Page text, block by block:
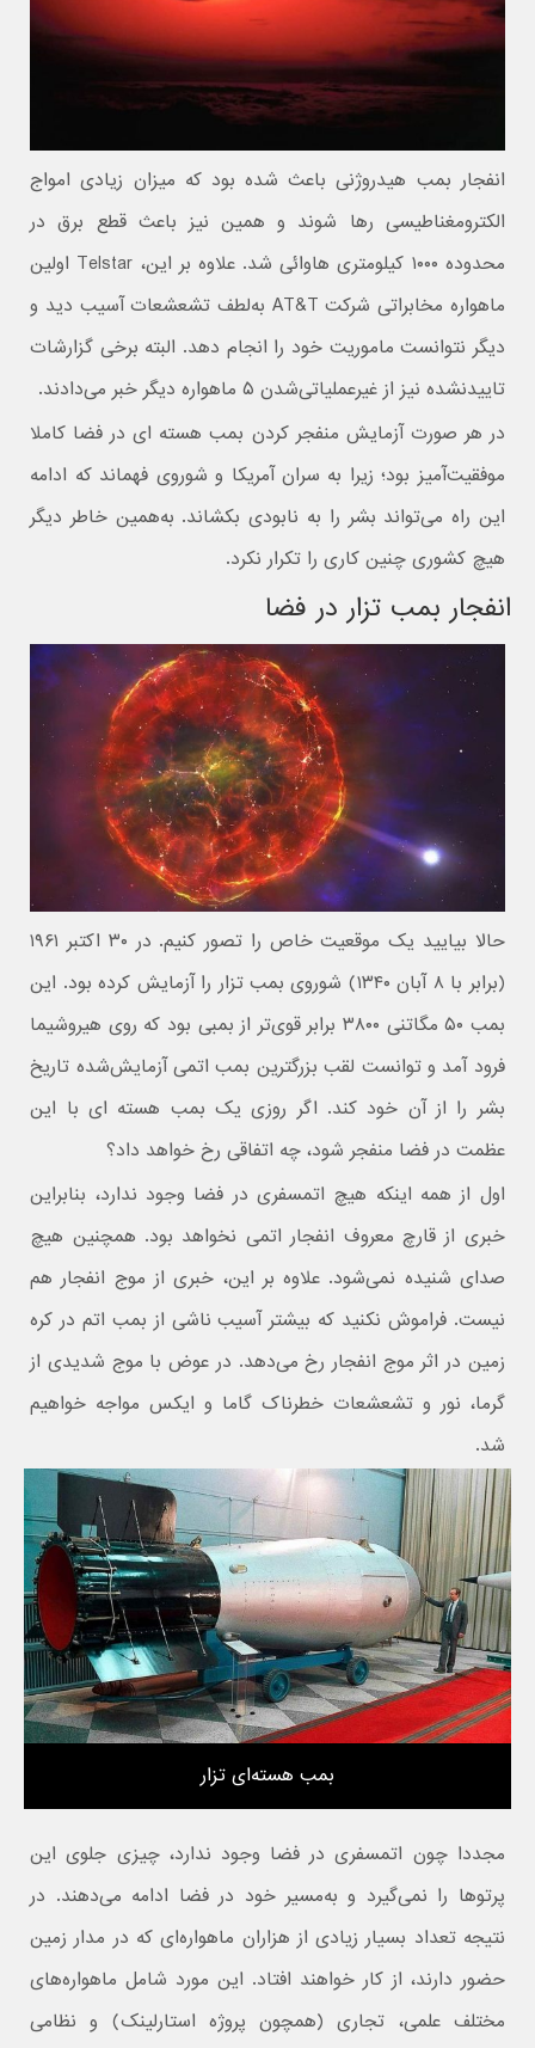
انفجار بمب هیدروژنی باعث شده بود که میزان زیادی امواج
الکترومغناطیسی رها شوند و همین نیز باعث قطع برق در
محدوده ۱۰۰۰ کیلومتری هاوائی شد. علاوه بر این، Telstar اولین
ماهواره مخابراتی شرکت AT&T به‌لطف تشعشعات آسیب دید و
دیگر نتوانست ماموریت خود را انجام دهد. البته برخی گزارشات
تاییدنشده نیز از غیرعملیاتی‌شدن ۵ ماهواره دیگر خبر می‌دادند.
در هر صورت آزمایش منفجر کردن بمب هسته ای در فضا کاملا
موفقیت‌آمیز بود؛ زیرا به سران آمریکا و شوروی فهماند که ادامه
این راه می‌تواند بشر را به نابودی بکشاند. به‌همین خاطر دیگر
هیچ کشوری چنین کاری را تکرار نکرد.
انفجار بمب تزار در فضا
حالا بیایید یک موقعیت خاص را تصور کنیم. در ۳۰ اکتبر ۱۹۶۱
(برابر با ۸ آبان ۱۳۴۰) شوروی بمب تزار را آزمایش کرده بود. این
بمب ۵۰ مگاتنی ۳۸۰۰ برابر قوی‌تر از بمبی بود که روی هیروشیما
فرود آمد و توانست لقب بزرگترین بمب اتمی آزمایش‌شده تاریخ
بشر را از آن خود کند. اگر روزی یک بمب هسته ای با این
عظمت در فضا منفجر شود، چه اتفاقی رخ خواهد داد؟
اول از همه اینکه هیچ اتمسفری در فضا وجود ندارد، بنابراین
خبری از قارچ معروف انفجار اتمی نخواهد بود. همچنین هیچ
صدای شنیده نمی‌شود. علاوه بر این، خبری از موج انفجار هم
نیست. فراموش نکنید که بیشتر آسیب ناشی از بمب اتم در کره
زمین در اثر موج انفجار رخ می‌دهد. در عوض با موج شدیدی از
گرما، نور و تشعشعات خطرناک گاما و ایکس مواجه خواهیم
شد.
بمب هسته‌ای تزار
مجددا چون اتمسفری در فضا وجود ندارد، چیزی جلوی این
پرتوها را نمی‌گیرد و به‌مسیر خود در فضا ادامه می‌دهند. در
نتیجه تعداد بسیار زیادی از هزاران ماهواره‌ای که در مدار زمین
حضور دارند، از کار خواهند افتاد. این مورد شامل ماهواره‌های
مختلف علمی، تجاری (همچون پروژه استارلینک) و نظامی